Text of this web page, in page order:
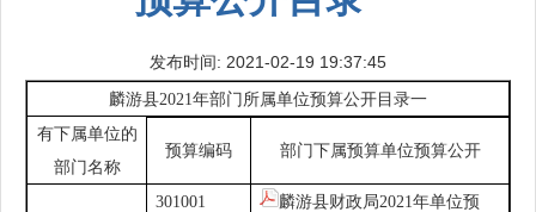
发布时间: 2021-02-19 19:37:45
麟游县2021年部门所属单位预算公开目录一
有下属单位的
部门名称
预算编码 部门下属预算单位预算公开
301001
麟游县财政局2021年单位预